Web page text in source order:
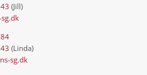
(Jill)
(Linda)
sg.dk